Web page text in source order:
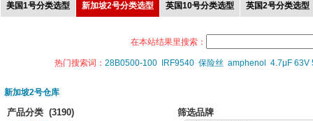
美国1号分类选型 新加坡2号分类选型 英国10号分类选型 英国2号分类选型
在本站结果里搜索：
热门搜索词： 28B0500-100 IRF9540 保险丝 amphenol 4.7μF 63V
新加坡2号仓库
产品分类 (3190) 筛选品牌